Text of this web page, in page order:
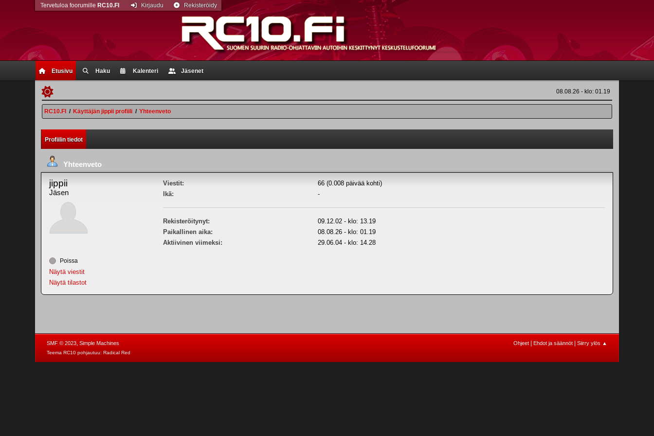
Etusivu Haku Kalenteri Jäsenet
Tervetuloa foorumille RC10.FI Kirjaudu Rekisteröidy
08.08.26 - klo: 01.19
RC10.FI / Käyttäjän jippii profiili / Yhteenveto
Profiilin tiedot
Yhteenveto
jippii
Jäsen
Poissa
Näytä viestit
Näytä tilastot
Viestit:
66 (0.008 päivää kohti)
Ikä:
-
Rekisteröitynyt:
09.12.02 - klo: 13.19
Paikallinen aika:
08.08.26 - klo: 01.19
Aktiivinen viimeksi:
29.06.04 - klo: 14.28
Ohjeet Ehdot ja säännöt Siirry ylös ▲
SMF © 2023, Simple Machines
Teema RC10 pohjautuu: Radical Red